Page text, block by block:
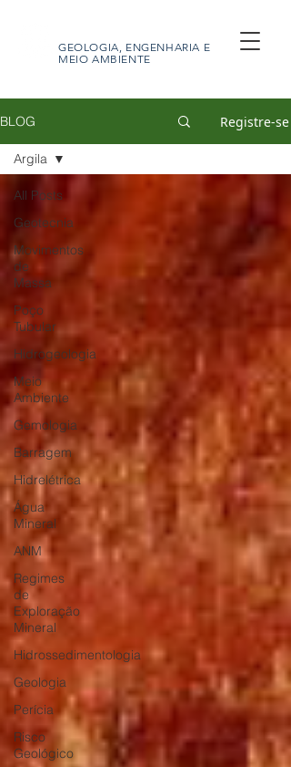
GEOLOGIA, ENGENHARIA E
MEIO AMBIENTE
BLOG Registre-se
All Posts
Geotecnia
Movimentos
de
Massa
Poço
Tubular
Hidrogeologia
Meio
Ambiente
Gemologia
Barragem
Hidrelétrica
Água
Mineral
ANM
Regimes
de
Exploração
Mineral
Hidrossedimentologia
Geologia
Perícia
Risco
Geológico
Argila